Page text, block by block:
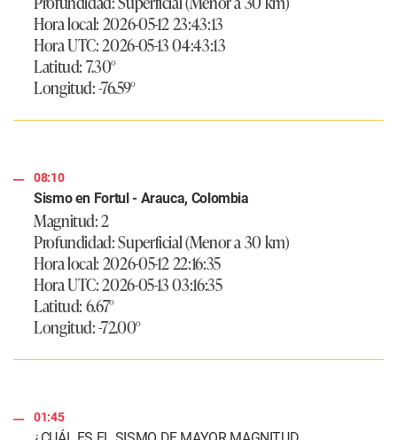
Hora local: 2026-05-12 23:43:13
Hora UTC: 2026-05-13 04:43:13
Latitud: 7.30°
Longitud: -76.59°
08:10
Sismo en Fortul - Arauca, Colombia
Magnitud: 2
Profundidad: Superficial (Menor a 30 km)
Hora local: 2026-05-12 22:16:35
Hora UTC: 2026-05-13 03:16:35
Latitud: 6.67°
Longitud: -72.00°
01:45